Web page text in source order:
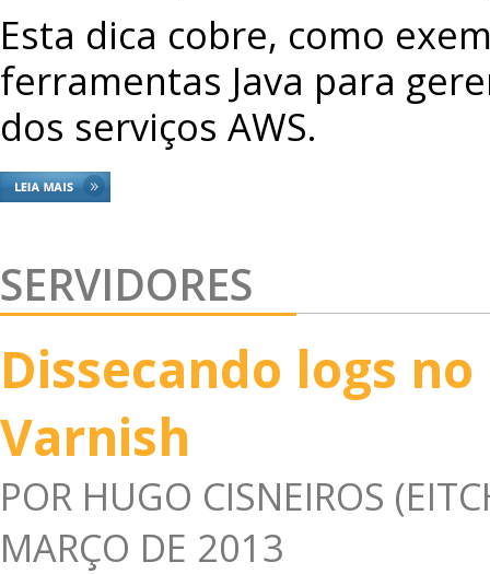
Esta dica cobre, como
ferramentas Java para
dos serviços AWS.
SERVIDORES
Dissecando logs no
Varnish
POR HUGO CISNEIROS
MARÇO DE 2013